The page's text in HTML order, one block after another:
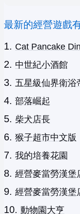
最新的經營遊戲
Cat Pancake
中世紀小酒館
五星級仙界衛浴
部落崛起
柴犬店長
猴子超市中文版
我的培養花園
經營麥當勞漢堡
經營麥當勞漢堡
動物園大亨